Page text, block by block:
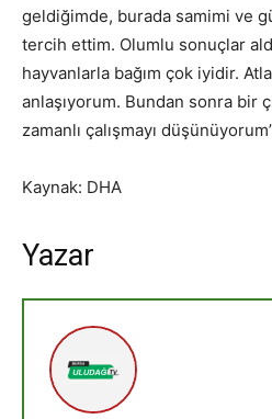
geldiğimde, burada samimi ve
tercih ettim. Olumlu sonuçlar
hayvanlarla bağım çok iyidir.
anlaşıyorum. Bundan sonra bir
zamanlı çalışmayı
Kaynak: DHA
Yazar